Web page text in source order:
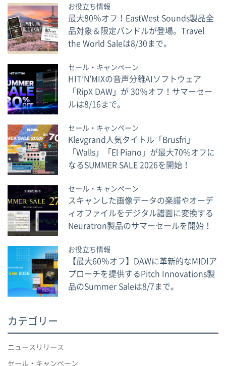
お役立ち情報
最大80％オフ！EastWest Sounds製品全
品対象＆限定バンドルが登場。Travel
the World Saleは8/30まで。
セール・キャンペーン
HIT’N’MIXの音声分離AIソフトウェア
「RipX DAW」が 30％オフ！サマーセー
ルは8/16まで。
セール・キャンペーン
Klevgrand人気タイトル「Brusfri」
「Walls」「El Piano」が最大70%オフに
なるSUMMER SALE 2026を開始！
セール・キャンペーン
スキャンした画像データの楽譜やオーデ
ィオファイルをデジタル譜面に変換する
Neuratron製品のサマーセールを開始！
お役立ち情報
【最大60％オフ】DAWに革新的なMIDIア
プローチを提供するPitch Innovations製
品のSummer Saleは8/7まで。
カテゴリー
ニュースリリース
セール・キャンペーン